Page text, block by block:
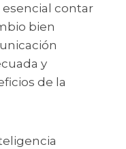
esencial contar
bien
y
de la